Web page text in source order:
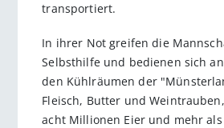
transportiert.
In ihrer Not greifen die
Selbsthilfe und bedienen sich
den Kühlräumen der
Fleisch, Butter und
acht Millionen Eier und mehr als